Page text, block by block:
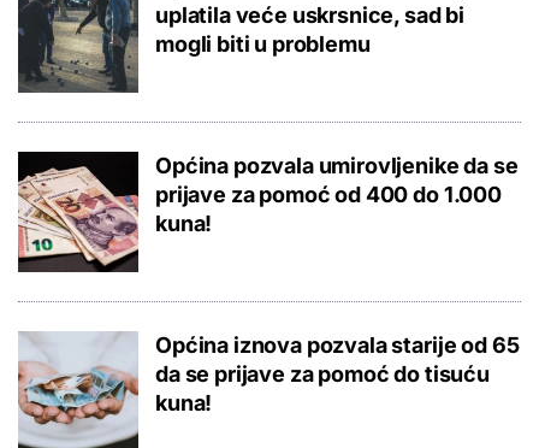
uplatila veće uskrsnice, sad bi
mogli biti u problemu
Općina pozvala umirovljenike da se
prijave za pomoć od 400 do 1.000
kuna!
Općina iznova pozvala starije od 65
da se prijave za pomoć do tisuću
kuna!